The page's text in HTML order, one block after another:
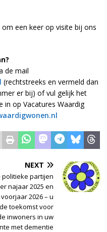
een keer op visite bij ons
de mail
(rechtstreeks en vermeld dan
er bij) of vul gelijk het
in op Vacatures Waardig
NEXT
partijen
najaar 2025 en
2026 – u
toekomst voor
inwoners in uw
met dementie